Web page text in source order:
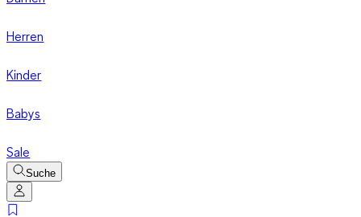
Herren
Kinder
Babys
Sale
Suche